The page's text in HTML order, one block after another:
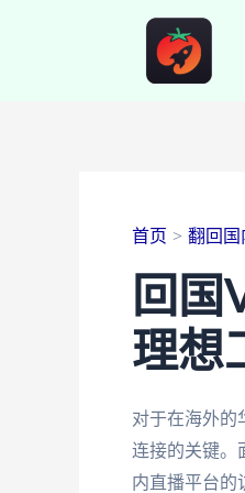
首页 翻回国
回国
理想
对于在海外的
连接的关键。
内直播平台的